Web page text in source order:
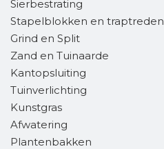
Sierbestrating
Stapelblokken en traptreden
Grind en Split
Zand en Tuinaarde
Kantopsluiting
Tuinverlichting
Kunstgras
Afwatering
Plantenbakken